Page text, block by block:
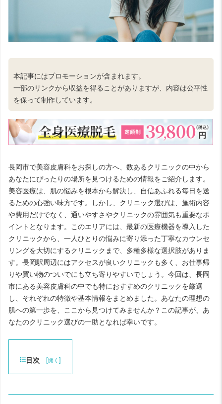
本記事にはプロモーションが含まれます。
一部のリンクから収益を得ることがありますが、内容は公平性
を保って制作しています。
長岡市で美容皮膚科をお探しの方へ、数あるクリニックの中から
あなたにぴったりの場所を見つけるための情報をご紹介します。
美容医療は、肌の悩みを根本から解決し、自信あふれる毎日を送
るための心強い味方です。しかし、クリニック選びは、施術内容
や費用だけでなく、通いやすさやクリニックの雰囲気も重要なポ
イントとなります。このエリアには、最新の医療機器を導入した
クリニックから、一人ひとりの悩みに寄り添った丁寧なカウンセ
リングを大切にするクリニックまで、多種多様な選択肢がありま
す。長岡駅周辺にはアクセスが良いクリニックも多く、お仕事帰
りや買い物のついでにも立ち寄りやすいでしょう。今回は、長岡
市にある美容皮膚科の中でも特におすすめのクリニックを厳選
し、それぞれの特徴や基本情報をまとめました。あなたの理想の
肌への第一歩を、ここから見つけてみませんか？この記事が、あ
なたのクリニック選びの一助となれば幸いです。
目次 [開く ]